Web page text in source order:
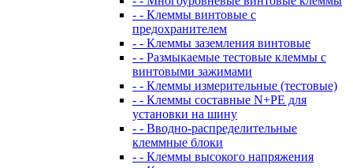
- - Клеммы винтовые с
предохранителем
- - Клеммы заземления винтовые
- - Размыкаемые тестовые клеммы с
винтовыми зажимами
- - Клеммы измерительные (тестовые)
- - Клеммы составные N+PE для
установки на шину
- - Вводно-распределительные
клеммные блоки
- - Клеммы высокого напряжения